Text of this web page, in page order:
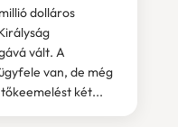
dolláros
vált. A
van, de még
két...